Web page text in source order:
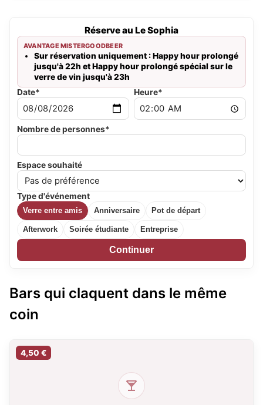
Réserve au Le Sophia
AVANTAGE MISTERGOODBEER
Sur réservation uniquement : Happy hour prolongé
jusqu'à 22h et Happy hour prolongé spécial sur le
verre de vin jusqu'à 23h
Date*
Heure*
Nombre de personnes*
Espace souhaité
Type d'événement
Verre entre amis Anniversaire Pot de départ
Afterwork Soirée étudiante Entreprise
Continuer
Bars qui claquent dans le même
coin
4,50 €